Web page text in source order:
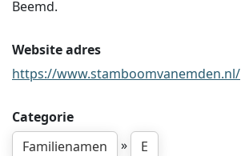
Beemd.
Website adres
https://www.stamboomvanemden.nl/
Categorie
Familienamen
» E